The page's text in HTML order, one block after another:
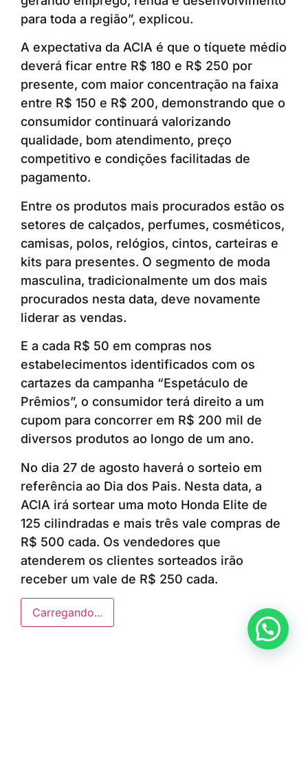
para toda a região”, explicou.
A expectativa da ACIA é que o tíquete médio
deverá ficar entre R$ 180 e R$ 250 por
presente, com maior concentração na faixa
entre R$ 150 e R$ 200, demonstrando que o
consumidor continuará valorizando
qualidade, bom atendimento, preço
competitivo e condições facilitadas de
pagamento.
Entre os produtos mais procurados estão os
setores de calçados, perfumes, cosméticos,
camisas, polos, relógios, cintos, carteiras e
kits para presentes. O segmento de moda
masculina, tradicionalmente um dos mais
procurados nesta data, deve novamente
liderar as vendas.
E a cada R$ 50 em compras nos
estabelecimentos identificados com os
cartazes da campanha “Espetáculo de
Prêmios”, o consumidor terá direito a um
cupom para concorrer em R$ 200 mil de
diversos produtos ao longo de um ano.
No dia 27 de agosto haverá o sorteio em
referência ao Dia dos Pais. Nesta data, a
ACIA irá sortear uma moto Honda Elite de
125 cilindradas e mais três vale compras de
R$ 500 cada. Os vendedores que
atenderem os clientes sorteados irão
receber um vale de R$ 250 cada.
Carregando...
Anunciar ou recomendar matéria